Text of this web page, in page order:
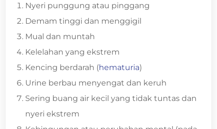
Nyeri punggung atau pinggang
Demam tinggi dan menggigil
Mual dan muntah
Kelelahan yang ekstrem
Kencing berdarah (hematuria)
Urine berbau menyengat dan keruh
Sering buang air kecil yang tidak tuntas dan
nyeri ekstrem